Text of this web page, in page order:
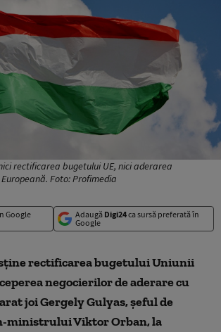
rectificarea bugetului UE, nici aderarea
Foto: Profimedia
Google
Adaugă Digi24ca sursă preferată în
Google
rectificarea bugetului Uniunii
negocierilor de aderare cu
joi Gergely Gulyas, şeful de
ministrului Viktor Orban, la